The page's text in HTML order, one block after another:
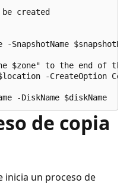
created
SnapshotName $snapshotName
to the end of the
-CreateOption
de copia
inicia un proceso de